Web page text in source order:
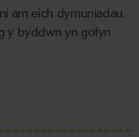
am eich dymuniadau.
y byddwn yn gofyn